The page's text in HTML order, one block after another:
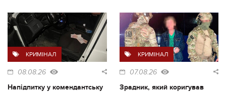
КРИМІНАЛ
08.08.26
Напідпитку у комендантську
КРИМІНАЛ
07.08.26
Зрадник, який коригував